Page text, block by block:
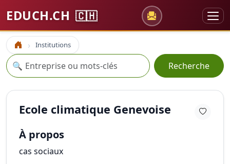
EDUCH.CH 🇨🇭
Accueil Institutions
Recherche
🔍 Recherche
Ecole climatique Genevoise
À propos
cas sociaux